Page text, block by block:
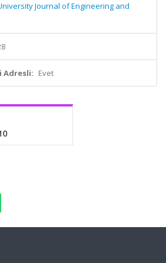
Journal of Engineering and
Adresli: Evet